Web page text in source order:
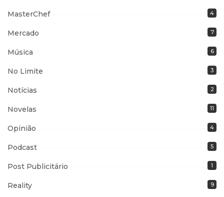
MasterChef 4
Mercado 7
Música 6
No Limite 3
Notícias 2
Novelas 11
Opinião 4
Podcast 5
Post Publicitário 1
Reality 9